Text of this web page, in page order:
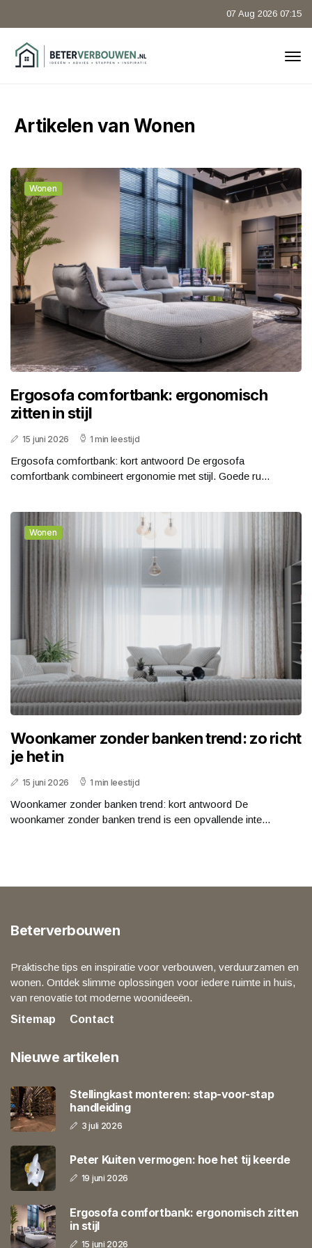
07 Aug 2026 07:15
Artikelen van Wonen
Wonen
Ergosofa comfortbank: ergonomisch
zitten in stijl
15 juni 2026 1 min leestijd
Ergosofa comfortbank: kort antwoord De ergosofa
comfortbank combineert ergonomie met stijl. Goede ru...
Wonen
Woonkamer zonder banken trend: zo richt
je het in
15 juni 2026 1 min leestijd
Woonkamer zonder banken trend: kort antwoord De
woonkamer zonder banken trend is een opvallende inte...
Beterverbouwen
Praktische tips en inspiratie voor verbouwen, verduurzamen en
wonen. Ontdek slimme oplossingen voor iedere ruimte in huis,
van renovatie tot moderne woonideeën.
Sitemap
Contact
Nieuwe artikelen
Stellingkast monteren: stap-voor-stap
handleiding
3 juli 2026
Peter Kuiten vermogen: hoe het tij keerde
19 juni 2026
Ergosofa comfortbank: ergonomisch zitten
in stijl
15 juni 2026